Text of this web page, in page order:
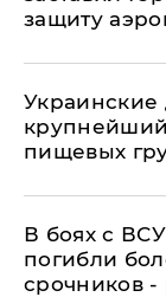
защиту
Украинские
пищевых
В боях с
погибли
срочников